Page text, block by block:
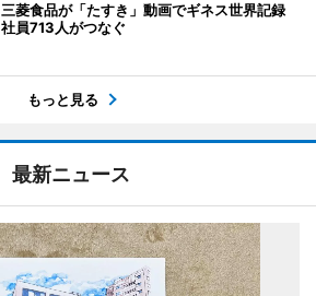
三菱食品が「たすき」動画でギネス世界記録
社員713人がつなぐ
もっと見る
最新ニュース